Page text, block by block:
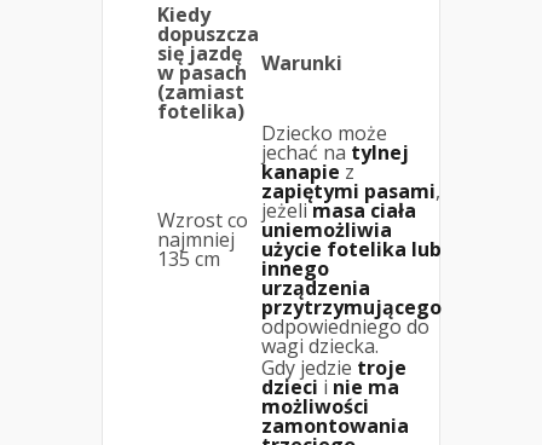
Kiedy
dopuszcza
się jazdę
w pasach
(zamiast
fotelika)
Warunki
Wzrost co
najmniej
135 cm
Dziecko może
jechać na tylnej
kanapie z
zapiętymi pasami,
jeżelimasa ciała
uniemożliwia
użycie fotelika lub
innego
urządzenia
przytrzymującego
odpowiedniego do
wagi dziecka.
Gdy jedzie troje
dzieci i nie ma
możliwości
zamontowania